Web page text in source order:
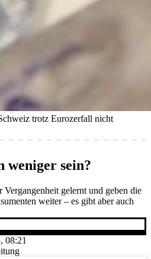
trotz Eurozerfall nicht
weniger sein?
Vergangenheit gelernt und geben die
weiter – es gibt aber auch
08:21